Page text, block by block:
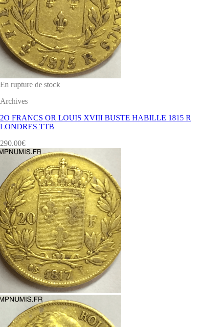
En rupture de stock
Archives
2O FRANCS OR LOUIS XVIII BUSTE HABILLE 1815 R
LONDRES TTB
290.00€